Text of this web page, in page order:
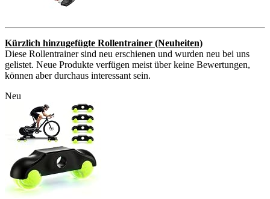
Kürzlich hinzugefügte Rollentrainer (Neuheiten)
Diese Rollentrainer sind neu erschienen und wurden neu bei uns
gelistet. Neue Produkte verfügen meist über keine Bewertungen,
können aber durchaus interessant sein.
Neu